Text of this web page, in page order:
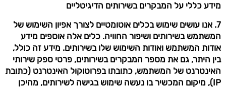
מידע כללי על המבקרים בשירותים הדיגיטליים
7. אנו עושים שימוש בכלים אוטומטיים לצורך אפיון השימוש של
המשתמש בשירותים ושיפור החוויה. כלים אלה אוספים מידע
אודות המשתמש ואודות השימוש שלו בשירותים. מידע זה כולל,
בין היתר, גם את מספר המבקרים בשירותים, פרטי ספק שירותי
האינטרנט של המשתמש, כתובתו בפרוטוקול האינטרנט (כתובת
IP), מיקום המכשיר בו נעשה שימוש בגישה לשירותים, מהיכן